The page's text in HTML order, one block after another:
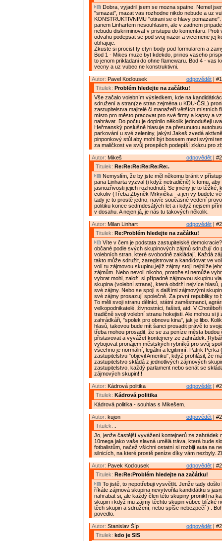
Dobra, vyjadril jsem se mozna spatne. Nemel
"smazat", mazat vas rozhodne nikdo nebude a uz
KONSTRUKTIVNIMU "otirani se o hlavy
panem Linhartem nesouhlasim, ale v zadnem
nebudu diskriminovat v pristupu do komentaru. Proti
odvahu podepsat se pod svuj nazor a vicemene jej
obhajuje.
Zkuste si procist ty ctyri body pod formularem a
Bod 1 - Mikes muze byt kdekdo, prinos vaseho
to jenom prikladani do ohne flamewaru. Bod 4 - vas
vecny a uz vubec ne konstruktivni.
odpovědět |
Autor: Pavel Koďousek
Titulek: Problém hledejte na začátku!
Vše začalo volebním výsledkem, kde na
sdružení a stran(ze stran zejména u KDU-ČSL)
zastupitelstva majitelé či manažeři větších místních
místo pro město pracovat pro své firmy a kapsy a
nahrávat. Do počtu je doplnilo několik jednodušeji
Heřmanský poslušně hlasuje za přesunutou
parkování u své zeleniny, jakýsi Jakeš zvedá
pinponkový stůl aby mohl být bossem mezi svými
za maličkost ve svůj prospěch podepíší zkázu pro
odpovědět |
Autor: Mikeš
Titulek: Re:Re:Re:Re:Re:Re:.
Nemyslím, že by jste měl někomu bránit v
pana Linharta vyzval (i když netradičně) k tomu, aby
jasnozřivosti jejich rozhodnutí. Se jmény je to těžké,
cokoliv (Třeba Zbyněk Mrkvička - a jen vy budete
tady je to prostě jedno, navíc současné vedení
politiku konce sedmdesátých let a i když nejsem
v dosahu. A nejen já, je nás tu takových několik.
odpovědět |
Autor: Milan Linhart
Titulek: Re:Problém hledejte na začátku!
Víte v čem je podstata zastupitelské
občané podle svých skupinových zájmů sdružují do
volebních stran, které svobodně zakládají. Každá
takto může sdružit, zaregistrovat a kandidovat ve
volí tu zájmovou skupinu,jejíž zájmy stojí nejblíže
zájmům. Nebo nevolí nikoho, protože si nemůže
vybrat mohl, založí si případně zájmovou skupinu
skupina (volební strana), která obdrží nejvíce hlasů,
své zájmy. Nebo se spojí s dalšími zájmovými
své zájmy prosazují společně. Za první republiky to
To měli svoji stranu dělníci, státní zaměstnanci,
velkopodnikatelé, živnostníci, fašisti, atd. V
tradičně svoji volební stranu hokejisti. Ale mohou si ji
zahrádkáři, "spolek pro obnovu kina", jak je libo.
hlasů, takovou bude mít šanci prosadit právě to
třeba mohou prosadit, že se za peníze města budou
přistavovat a vyvážet kontejnery ze zahrádek.
vybojovat pronájem městských rybníků pro svůj
všechno je normální, legální a legitimní. Patrik Perka
zastupitelstvu "objevil Ameriku", když prohlásil, že
zastupitelstvo skládá z jednotlivých zájmových
zastupitelstvo, každý parlament nebo senát se
zájmových skupin!!!
odpovědět |
Autor: Kádrová politika
Titulek: Kádrová politika
Kádrová politika - souhlas s Mikešem.
odpovědět |
Autor: kujon
Titulek: .
Jo, jenže častější vyvážení kontejnerů ze zahrádek
10mega jako vaše slavná umělá tráva, která bude
fotbalistům, načež všichni ostatní si rozbijí auta na
silnicích, na které prostě peníze díky vám nezbyly.
odpovědět |
Autor: Pavek Koďousek
Titulek: Re:Re:Problém hledejte na začátku!
To jistě, to nepotřebuji vysvětlit. Jenže tady
říkáte zájmová skupina nevytvořila kandidátku s
nahrabat si, ale každý člen této skupiny pronikl na
skupin i když mu zájmy těchto skupin vůbec blízké
těch skupin a sdružení, nebo spíše nebezpečí ) .
povedlo.
odpovědět |
Autor: Stanislav Šíp
Titulek: kdo je SIS